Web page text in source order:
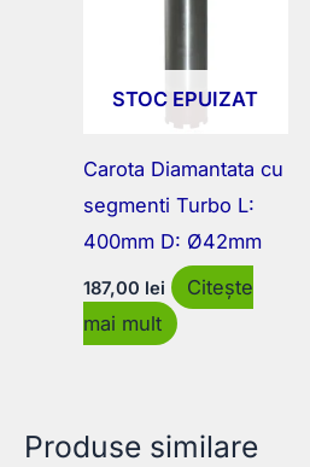
STOC EPUIZAT
Carota Diamantata cu
segmenti Turbo L:
400mm D: Ø42mm
187,00 lei
Citește
mai mult
Produse similare